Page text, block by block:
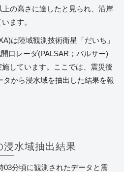
の高さに達したと見られ、沿岸
ます。
は陸域観測技術衛星「だいち」
口レーダ(PALSAR；パルサー)
しています。ここでは、震災後
タから浸水域を抽出した結果を報
水域抽出結果
03分頃に観測されたデータと震